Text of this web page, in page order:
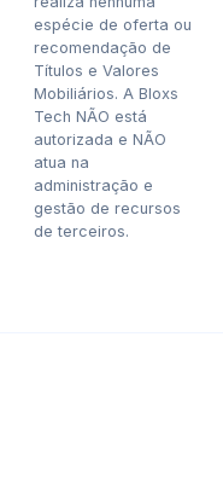
espécie de oferta ou
recomendação de
Títulos e Valores
Mobiliários. A Bloxs
Tech NÃO está
autorizada e NÃO
atua na
administração e
gestão de recursos
de terceiros.